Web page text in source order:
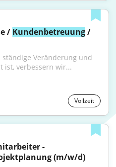
/ Kundenbetreuung /
Veränderung und
ist, verbessern wir...
Vollzeit
(m/w/d)